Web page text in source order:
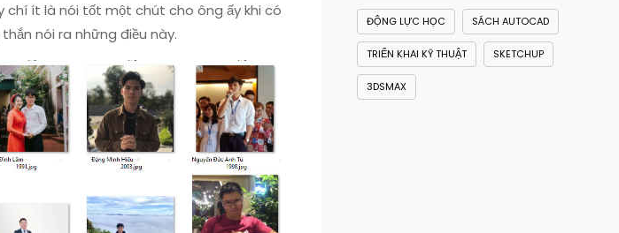
chí ít là nói tốt một chút cho ông ấy khi có
nói ra những điều này.
ĐỘNG LỰC HỌC SÁCH AUTOCAD
TRIỂN KHAI KỸ THUẬT SKETCHUP
3DSMAX